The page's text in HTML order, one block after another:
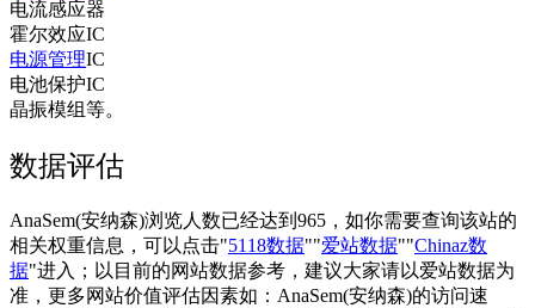
‌电流感应器‌
‌霍尔效应IC‌
电源管理IC‌
‌电池保护IC‌
‌晶振模组‌等‌。
数据评估
AnaSem(安纳森)浏览人数已经达到965，如你需要查询该站的
相关权重信息，可以点击"5118数据""爱站数据""Chinaz数
据"进入；以目前的网站数据参考，建议大家请以爱站数据为
准，更多网站价值评估因素如：AnaSem(安纳森)的访问速